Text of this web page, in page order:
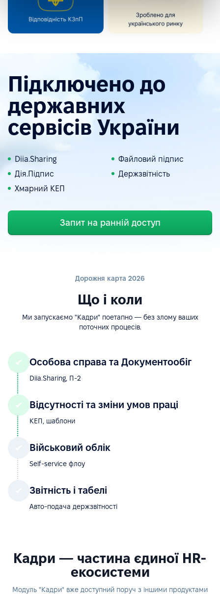
Підключено до
державних
сервісів України
Diia.Sharing
Файловий підпис
Дія.Підпис
Держзвітність
Хмарний КЕП
Запит на ранній доступ
Дорожня карта 2026
Що і коли
Ми запускаємо "Кадри" поетапно — без злому ваших
поточних процесів.
Особова справа та Документообіг
Diia.Sharing, П-2
Відсутності та зміни умов праці
КЕП, шаблони
Військовий облік
Self-service флоу
Звітність і табелі
Авто-подача держзвітності
Кадри — частина єдиної HR-
екосистеми
Модуль "Кадри" вже доступний поруч з іншими продуктами